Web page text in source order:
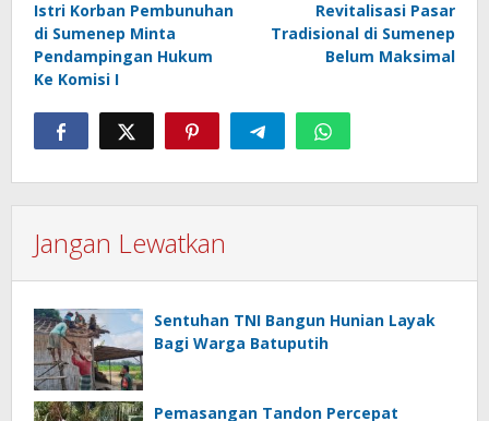
pos
Istri Korban Pembunuhan
di Sumenep Minta
Pendampingan Hukum
Ke Komisi I
Revitalisasi Pasar
Tradisional di Sumenep
Belum Maksimal
Jangan Lewatkan
Sentuhan TNI Bangun Hunian Layak
Bagi Warga Batuputih
Pemasangan Tandon Percepat